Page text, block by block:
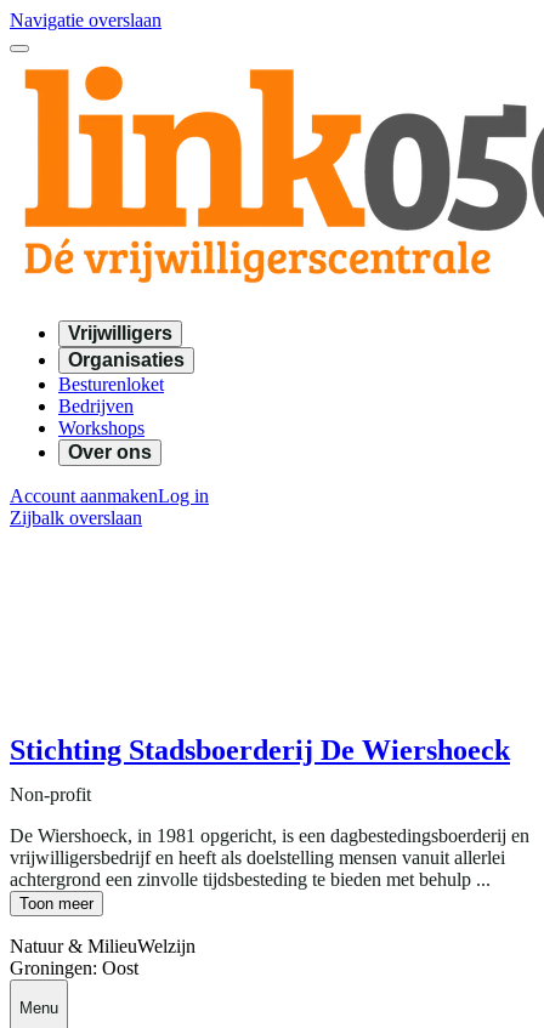
Navigatie overslaan
Vrijwilligers
Organisaties
Besturenloket
Bedrijven
Workshops
Over ons
Account aanmakenLog in
Zijbalk overslaan
Stichting Stadsboerderij De Wiershoeck
Non-profit
De Wiershoeck, in 1981 opgericht, is een dagbestedingsboerderij en
vrijwilligersbedrijf en heeft als doelstelling mensen vanuit allerlei
achtergrond een zinvolle tijdsbesteding te bieden met behulp ...
Toon meer
Natuur & MilieuWelzijn
Groningen: Oost
Menu